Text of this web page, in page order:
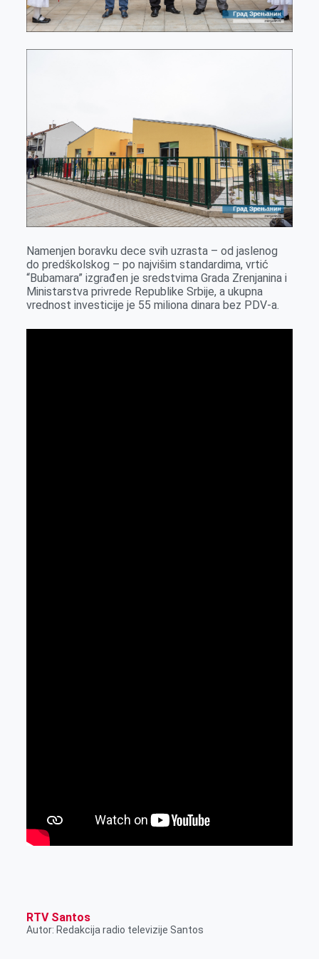
Namenjen boravku dece svih uzrasta – od jaslenog
do predškolskog – po najvišim standardima, vrtić
“Bubamara” izgrađen je sredstvima Grada Zrenjanina i
Ministarstva privrede Republike Srbije, a ukupna
vrednost investicije je 55 miliona dinara bez PDV-a.
RTV Santos
Autor: Redakcija radio televizije Santos